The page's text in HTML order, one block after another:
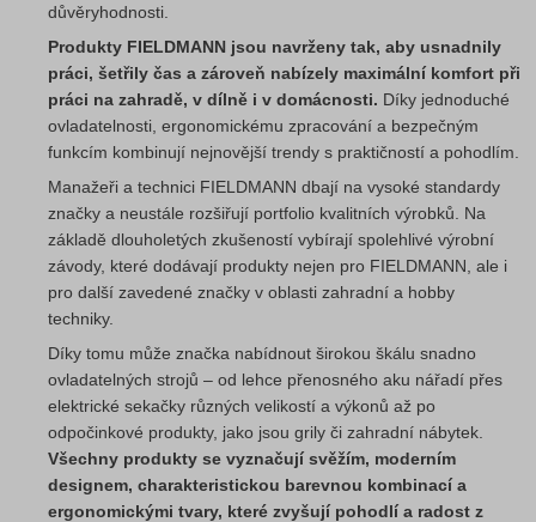
důvěryhodnosti.
Produkty FIELDMANN jsou navrženy tak, aby usnadnily
práci, šetřily čas a zároveň nabízely maximální komfort při
práci na zahradě, v dílně i v domácnosti. Díky jednoduché
ovladatelnosti, ergonomickému zpracování a bezpečným
funkcím kombinují nejnovější trendy s praktičností a pohodlím.
Manažeři a technici FIELDMANN dbají na vysoké standardy
značky a neustále rozšiřují portfolio kvalitních výrobků. Na
základě dlouholetých zkušeností vybírají spolehlivé výrobní
závody, které dodávají produkty nejen pro FIELDMANN, ale i
pro další zavedené značky v oblasti zahradní a hobby
techniky.
Díky tomu může značka nabídnout širokou škálu snadno
ovladatelných strojů – od lehce přenosného aku nářadí přes
elektrické sekačky různých velikostí a výkonů až po
odpočinkové produkty, jako jsou grily či zahradní nábytek.
Všechny produkty se vyznačují svěžím, moderním
designem, charakteristickou barevnou kombinací a
ergonomickými tvary, které zvyšují pohodlí a radost z